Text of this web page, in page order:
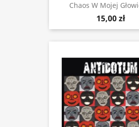
Chaos W Mojej
15,00 zł